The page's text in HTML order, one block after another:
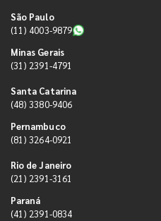
São Paulo
(11) 4003-9879
Minas Gerais
(31) 2391-4791
Santa Catarina
(48) 3380-9406
Pernambuco
(81) 3264-0921
Rio de Janeiro
(21) 2391-3161
Paraná
(41) 2391-0834